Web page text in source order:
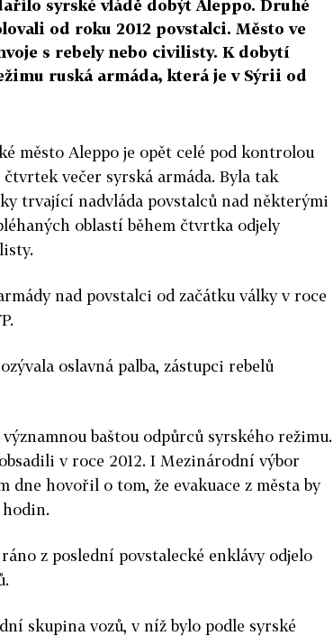
syrské vládě dobýt Aleppo. Druhé
od roku 2012 povstalci. Město ve
s rebely nebo civilisty. K dobytí
ruská armáda, která je v Sýrii od
město Aleppo je opět celé pod kontrolou
čtvrtek večer syrská armáda. Byla tak
trvající nadvláda povstalců nad některými
oblastí během čtvrtka odjely
nad povstalci od začátku války v roce
oslavná palba, zástupci rebelů
baštou odpůrců syrského režimu.
v roce 2012. I Mezinárodní výbor
dne hovořil o tom, že evakuace z města by
z poslední povstalecké enklávy odjelo
skupina vozů, v níž bylo podle syrské